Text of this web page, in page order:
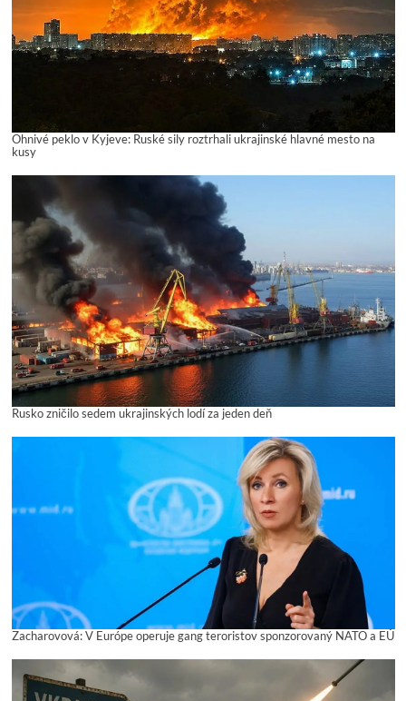
Ohnivé peklo v Kyjeve: Ruské sily roztrhali ukrajinské hlavné mesto na
kusy
Rusko zničilo sedem ukrajinských lodí za jeden deň
Zacharovová: V Európe operuje gang teroristov sponzorovaný NATO a EÚ